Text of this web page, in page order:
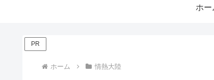
ホー
PR
ホーム 情熱大陸